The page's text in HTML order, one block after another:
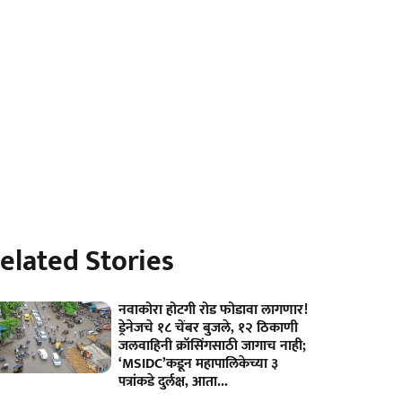
Stories
नवाकोरा होटगी रोड फोडावा लागणार!
ड्रेनेजचे १८ चेंबर बुजले, १२ ठिकाणी
जलवाहिनी क्रॉसिंगसाठी जागाच नाही;
‘MSIDC’कडून महापालिकेच्या ३
पत्रांकडे दुर्लक्ष, आता...